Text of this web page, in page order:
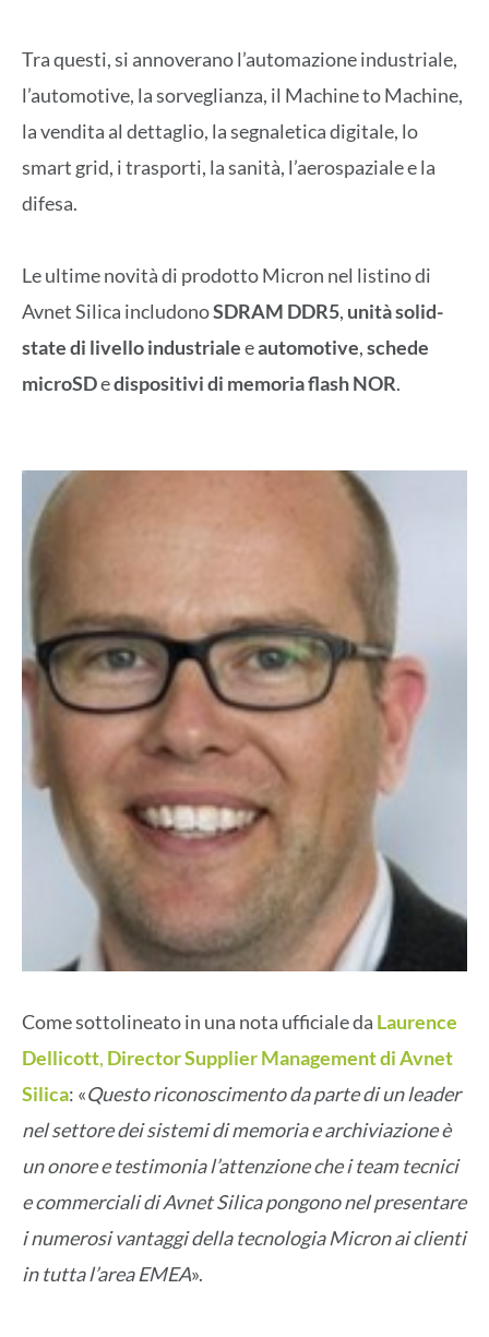
Tra questi, si annoverano l’automazione industriale,
l’automotive, la sorveglianza, il Machine to Machine,
la vendita al dettaglio, la segnaletica digitale, lo
smart grid, i trasporti, la sanità, l’aerospaziale e la
difesa.
Le ultime novità di prodotto Micron nel listino di
Avnet Silica includonoSDRAM DDR5, unità solid-
state di livello industrialeeautomotive,schede
microSDedispositivi di memoria flash NOR.
Come sottolineato in una nota ufficiale da Laurence
Dellicott, Director Supplier Management di Avnet
Silica: «Questo riconoscimento da parte di un leader
nel settore dei sistemi di memoria e archiviazione è
un onore e testimonia l’attenzione che i team tecnici
e commerciali di Avnet Silica pongono nel presentare
i numerosi vantaggi della tecnologia Micron ai clienti
in tutta l’area EMEA».